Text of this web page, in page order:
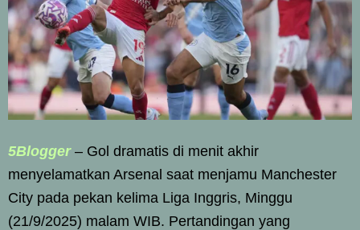
5Blogger– Gol dramatis di menit akhir
menyelamatkan Arsenal saat menjamu Manchester
City pada pekan kelima Liga Inggris, Minggu
(21/9/2025) malam WIB. Pertandingan yang